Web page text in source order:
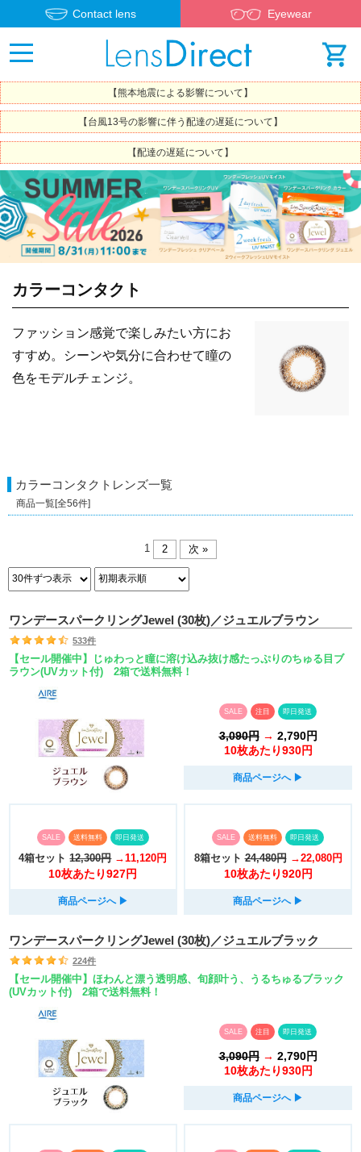
Contact lens Eyewear
【熊本地震による影響について】
【台風13号の影響に伴う配達の遅延について】
【配達の遅延について】
カラーコンタクト
ファッション感覚で楽しみたい方にお
すすめ。シーンや気分に合わせて瞳の
色をモデルチェンジ。
カラーコンタクトレンズ一覧
商品一覧[全56件]
1 2 次 »
ワンデースパークリングJewel (30枚)／ジュエルブラウン
533件
【セール開催中】じゅわっと瞳に溶け込み抜け感たっぷりのちゅる目ブ
ラウン(UVカット付) 2箱で送料無料！
SALE 注目 即日発送
3,090円→ 2,790円
10枚あたり930円
商品ページへ ▶︎
SALE 送料無料 即日発送
4箱セット 12,300円 →11,120円
10枚あたり927円
商品ページへ ▶︎
SALE 送料無料 即日発送
8箱セット 24,480円 →22,080円
10枚あたり920円
商品ページへ ▶︎
ワンデースパークリングJewel (30枚)／ジュエルブラック
224件
【セール開催中】ほわんと漂う透明感、旬顔叶う、うるちゅるブラック
(UVカット付) 2箱で送料無料！
SALE 注目 即日発送
3,090円→ 2,790円
10枚あたり930円
商品ページへ ▶︎